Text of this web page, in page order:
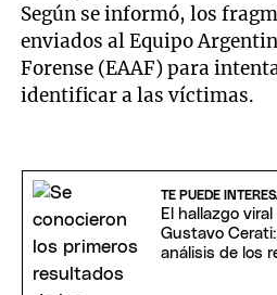
Según se informó, los
enviados al Equipo
Forense (EAAF) para
identificar a las víctimas.
TE PUEDE
El hallazgo
Gustavo
análisis de los